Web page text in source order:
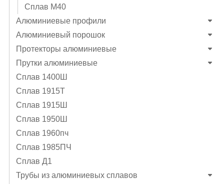
Сплав М40
Алюминиевые профили
Алюминиевый порошок
Протекторы алюминиевые
Прутки алюминиевые
Сплав 1400Ш
Сплав 1915Т
Сплав 1915Ш
Сплав 1950Ш
Сплав 1960пч
Сплав 1985ПЧ
Сплав Д1
Трубы из алюминиевых сплавов